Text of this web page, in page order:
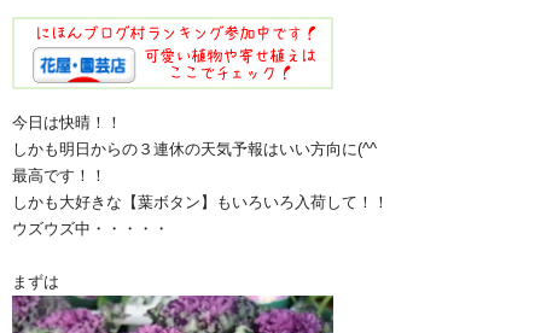
今日は快晴！！
しかも明日からの３連休の天気予報はいい方向に(^^ゞ
最高です！！
しかも大好きな【葉ボタン】もいろいろ入荷して！！
ウズウズ中・・・・・
まずは